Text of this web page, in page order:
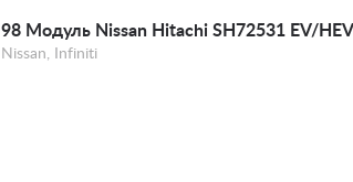
98 Модуль Nissan Hitachi SH72531 EV/HEV
Nissan, Infiniti